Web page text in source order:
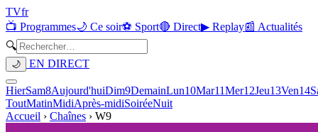
TVfr
📺 Programmes🌙 Ce soir⚽ Sport🔴 Direct▶ Replay📰 Actualités
🔍
🌙 EN DIRECT
HierSam8Aujourd'huiDim9DemainLun10Mar11Mer12Jeu13Ven14
ToutMatinMidiAprès-midiSoiréeNuit
Accueil › Chaînes › W9